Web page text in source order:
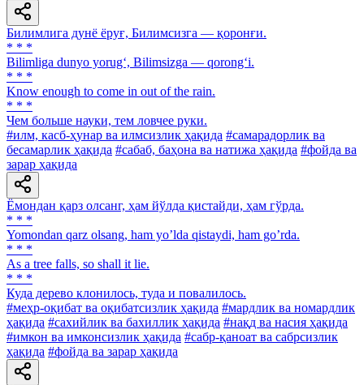
Билимлига дунё ёруғ, Билимсизга — қоронғи.
* * *
Bilimliga dunyo yorug‘, Bilimsizga — qorong‘i.
* * *
Know enough to come in out of the rain.
* * *
Чем больше науки, тем ловчее руки.
#илм, касб-ҳунар ва илмсизлик ҳақида #самарадорлик ва
бесамарлик ҳақида #сабаб, баҳона ва натижа ҳақида #фойда ва
зарар ҳақида
Ёмондан қарз олсанг, ҳам йўлда қистайди, ҳам гўрда.
* * *
Yomondan qarz olsang, ham yoʼlda qistaydi, ham goʼrda.
* * *
As a tree falls, so shall it lie.
* * *
Куда дерево клонилось, туда и повалилось.
#меҳр-оқибат ва оқибатсизлик ҳақида #мардлик ва номардлик
ҳақида #сахийлик ва бахиллик ҳақида #нақд ва насия ҳақида
#имкон ва имконсизлик ҳақида #сабр-қаноат ва сабрсизлик
ҳақида #фойда ва зарар ҳақида